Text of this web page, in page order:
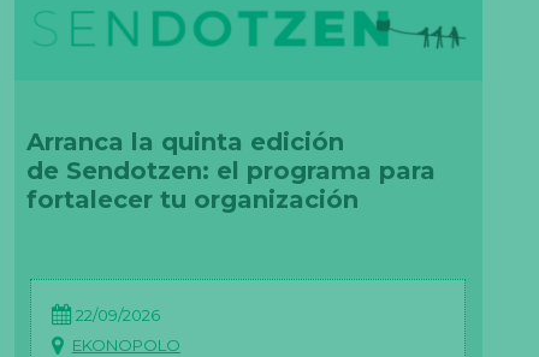
Arranca la quinta edición
de Sendotzen: el programa para
fortalecer tu organización
22/09/2026
EKONOPOLO